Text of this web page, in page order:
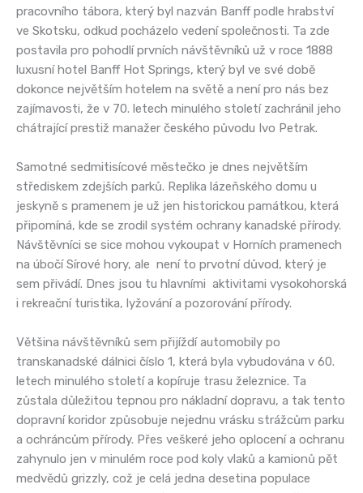
pracovního tábora, který byl nazván Banff podle hrabství
ve Skotsku, odkud pocházelo vedení společnosti. Ta zde
postavila pro pohodlí prvních návštěvníků už v roce 1888
luxusní hotel Banff Hot Springs, který byl ve své době
dokonce největším hotelem na světě a není pro nás bez
zajímavosti, že v 70. letech minulého století zachránil jeho
chátrající prestiž manažer českého původu Ivo Petrak.
Samotné sedmitisícové městečko je dnes největším
střediskem zdejších parků. Replika lázeňského domu u
jeskyně s pramenem je už jen historickou památkou, která
připomíná, kde se zrodil systém ochrany kanadské přírody.
Návštěvníci se sice mohou vykoupat v Horních pramenech
na úbočí Sírové hory, ale není to prvotní důvod, který je
sem přivádí. Dnes jsou tu hlavními aktivitami vysokohorská
i rekreační turistika, lyžování a pozorování přírody.
Většina návštěvníků sem přijíždí automobily po
transkanadské dálnici číslo 1, která byla vybudována v 60.
letech minulého století a kopíruje trasu železnice. Ta
zůstala důležitou tepnou pro nákladní dopravu, a tak tento
dopravní koridor způsobuje nejednu vrásku strážcům parku
a ochráncům přírody. Přes veškeré jeho oplocení a ochranu
zahynulo jen v minulém roce pod koly vlaků a kamionů pět
medvědů grizzly, což je celá jedna desetina populace